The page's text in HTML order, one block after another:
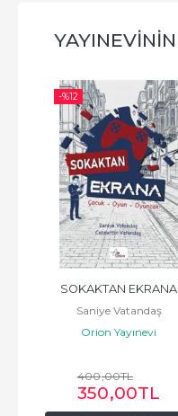
-%12
SOKAKTAN EKRANA
Saniye Vatandaş
Orion Yayınevi
400,00TL
350,00TL